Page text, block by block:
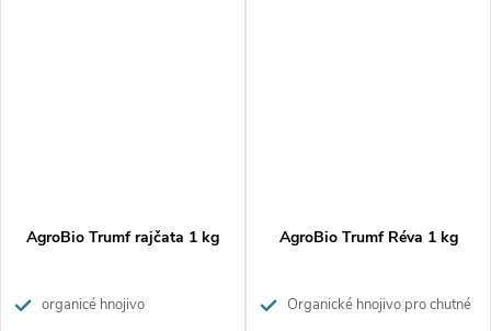
AgroBio Trumf rajčata 1 kg
organicé hnojivo
AgroBio Trumf Réva 1 kg
Organické hnojivo pro chutné